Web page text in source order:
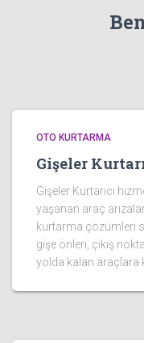
OTO KURTARMA
Gişeler
Gişeler Kurtarıcı
yaşanan araç
kurtarma çözümleri
gişe önleri, çıkış
yolda kalan araçlara